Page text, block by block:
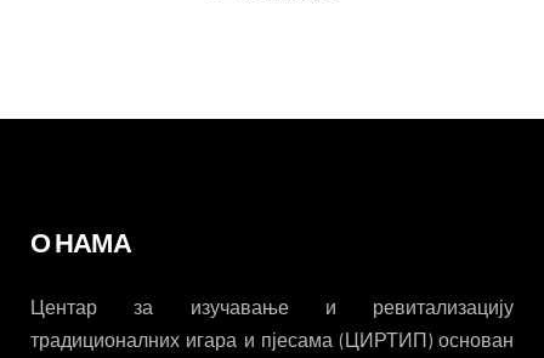
О НАМА
Центар за изучавање и ревитализацију
традиционалних игара и пјесама (ЦИРТИП) основан